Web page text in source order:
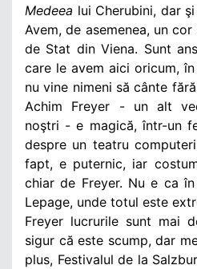
Medeea lui Cherubini, dar
Avem, de asemenea, un
de Stat din Viena. Sunt
care le avem aici oricum,
nu vine nimeni să cânte
Achim Freyer - un alt
noştri - e magică, într-un
despre un teatru
fapt, e puternic, iar
chiar de Freyer. Nu e ca
Lepage, unde totul este
Freyer lucrurile sunt mai
sigur că este scump, dar
plus, Festivalul de la